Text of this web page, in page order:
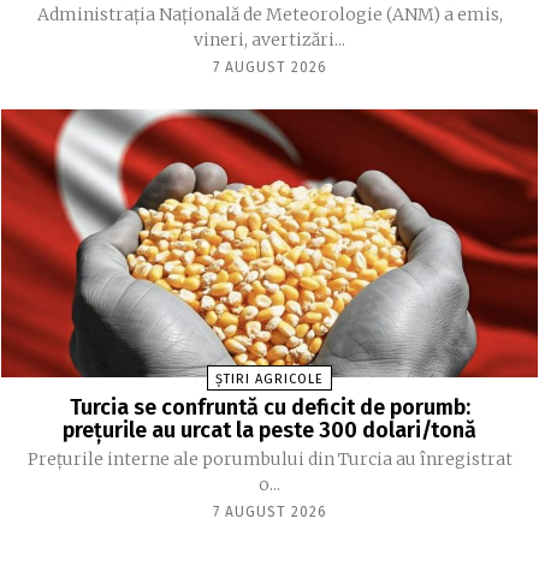
Administraţia Naţională de Meteorologie (ANM) a emis,
vineri, avertizări...
7 AUGUST 2026
ȘTIRI AGRICOLE
Turcia se confruntă cu deficit de porumb:
prețurile au urcat la peste 300 dolari/tonă
Prețurile interne ale porumbului din Turcia au înregistrat
o...
7 AUGUST 2026